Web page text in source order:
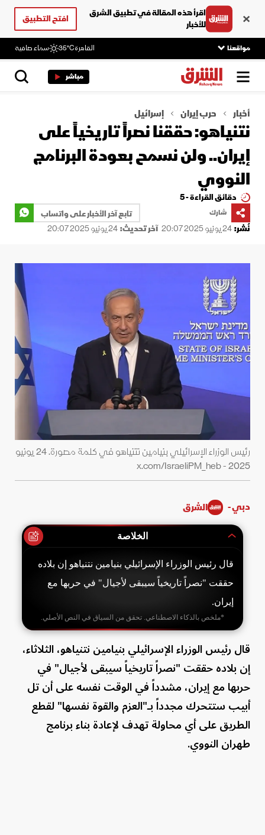
اقرأ هذه المقالة في تطبيق الشرق
للأخبار
افتح التطبيق
مواقعنا القاهرة35°C سماء صافية
مباشر
أخبار حرب إيران إسرائيل
نتنياهو: حققنا نصراً تاريخياً على
إيران.. ولن نسمح بعودة البرنامج
النووي
دقائق القراءة - 5
شارك
تابع آخر الأخبار على واتساب
نُشر:24 يونيو 2025 20:07 آخر تحديث:24 يونيو 2025 20:07
رئيس الوزراء الإسرائيلي بنيامين نتنياهو في كلمة مصورة. 24 يونيو
2025 - x.com/IsraeliPM_heb
دبي - الشرق
الخلاصة
قال رئيس الوزراء الإسرائيلي بنيامين نتنياهو إن بلاده
حققت "نصراً تاريخياً سيبقى لأجيال" في حربها مع
إيران.
*ملخص بالذكاء الاصطناعي. تحقق من السياق في النص الأصلي.
قال رئيس الوزراء الإسرائيلي بنيامين نتنياهو، الثلاثاء،
إن بلاده حققت "نصراً تاريخياً سيبقى لأجيال" في
حربها مع إيران، مشدداً في الوقت نفسه على أن تل
أبيب ستتحرك مجدداً بـ"العزم والقوة نفسها" لقطع
الطريق على أي محاولة تهدف لإعادة بناء برنامج
طهران النووي.